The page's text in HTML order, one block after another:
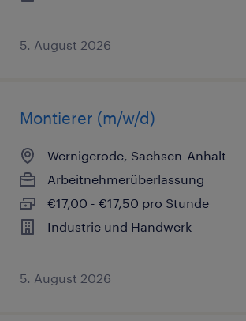
5. August 2026
Montierer (m/w/d)
Wernigerode, Sachsen-Anhalt
Arbeitnehmerüberlassung
€17,00 - €17,50 pro Stunde
Industrie und Handwerk
5. August 2026